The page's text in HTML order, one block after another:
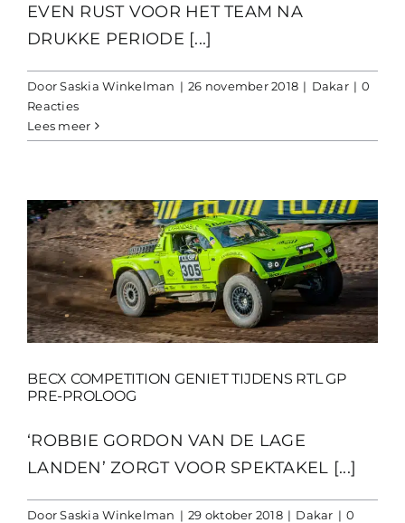
EVEN RUST VOOR HET TEAM NA
DRUKKE PERIODE [...]
DoorSaskia Winkelman | 26 november 2018 | Dakar | 0
Reacties
Lees meer
BECX COMPETITION GENIET TIJDENS RTL GP
PRE-PROLOOG
‘ROBBIE GORDON VAN DE LAGE
LANDEN’ ZORGT VOOR SPEKTAKEL [...]
DoorSaskia Winkelman | 29 oktober 2018 | Dakar | 0